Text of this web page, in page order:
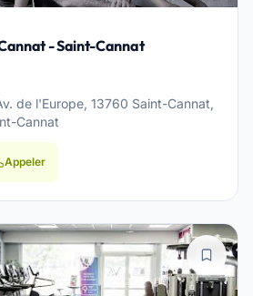
- Saint-Cannat
de l'Europe, 13760 Saint-Cannat,
Cannat
Appeler